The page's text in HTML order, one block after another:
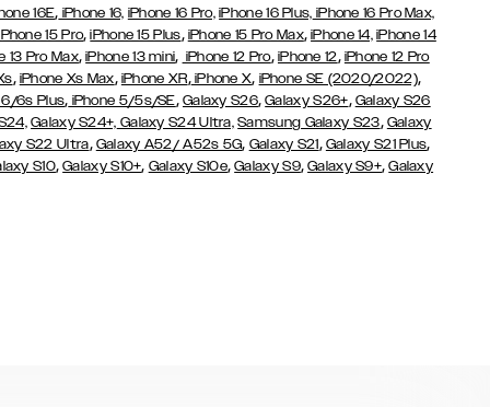
16E, iPhone 16, iPhone 16 Pro, iPhone 16 Plus, iPhone 16 Pro Max,
15 Pro,iPhone 15 Plus, iPhone 15 Pro Max,iPhone 14, iPhone 14
13 Pro Max,iPhone 13 mini, iPhone 12 Pro, iPhone 12, iPhone 12 Pro
, iPhone Xs Max, iPhone XR,iPhone X, iPhone SE (2020/2022),
6s Plus, iPhone 5/5s/SE, Galaxy S26,Galaxy S26+, Galaxy S26
Galaxy S24+, Galaxy S24 Ultra, Samsung Galaxy S23, Galaxy
S22 Ultra, Galaxy A52/ A52s 5G, Galaxy S21, Galaxy S21 Plus,
S10,Galaxy S10+, Galaxy S10e,Galaxy S9,Galaxy S9+,Galaxy